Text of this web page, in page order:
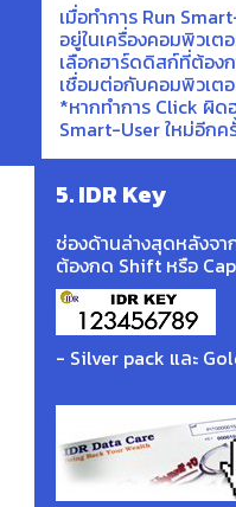
เมื่อทำการ Run
อยู่ในเครื่องคอมพิวเ
เลือกฮาร์ดดิสก์ที่ต้อง
เชื่อมต่อกับคอมพิวเต
*หากทำการ Click ผิด
Smart-User ใหม่อีกค
5. IDR Key
ช่องด้านล่างสุดหลังจา
ต้องกด Shift หรือ
- Silver pack และ